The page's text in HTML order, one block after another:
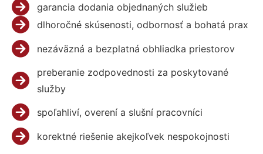
garancia dodania objednaných služieb
dlhoročné skúsenosti, odbornosť a bohatá prax
nezáväzná a bezplatná obhliadka priestorov
preberanie zodpovednosti za poskytované
služby
spoľahliví, overení a slušní pracovníci
korektné riešenie akejkoľvek nespokojnosti